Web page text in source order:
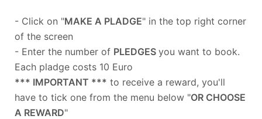
- Click on "MAKE A PLADGE" in the top right corner
of the screen
- Enter the number of PLEDGES you want to book.
Each pladge costs 10 Euro
*** IMPORTANT *** to receive a reward, you'll
have to tick one from the menu below "OR CHOOSE
A REWARD"